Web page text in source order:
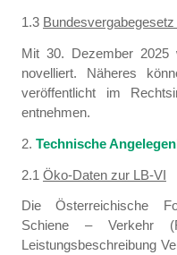
1.3
Mit 30. Dezember 2025
novelliert. Näheres
veröffentlicht im
entnehmen.
2. Technische
2.1 Öko-Daten zur LB-VI
Die Österreichische
Schiene – Verkehr
Leistungsbeschreibung